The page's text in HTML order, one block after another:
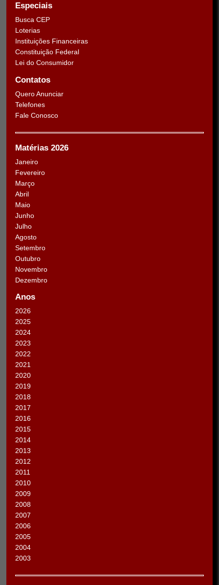
Especiais
Busca CEP
Loterias
Instituições Financeiras
Constituição Federal
Lei do Consumidor
Contatos
Quero Anunciar
Telefones
Fale Conosco
Matérias 2026
Janeiro
Fevereiro
Março
Abril
Maio
Junho
Julho
Agosto
Setembro
Outubro
Novembro
Dezembro
Anos
2026
2025
2024
2023
2022
2021
2020
2019
2018
2017
2016
2015
2014
2013
2012
2011
2010
2009
2008
2007
2006
2005
2004
2003